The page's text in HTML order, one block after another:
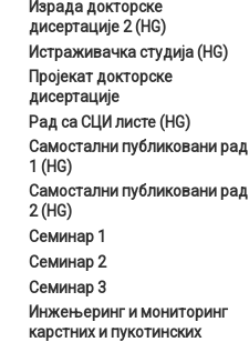
Израда докторске
дисертације 2 (HG)
Истраживачка студија (HG)
Пројекат докторске
дисертације
Рад са СЦИ листе (HG)
Самостални публиковани рад
1 (HG)
Самостални публиковани рад
2 (HG)
Семинар 1
Семинар 2
Семинар 3
Инжењеринг и мониторинг
карстних и пукотинских